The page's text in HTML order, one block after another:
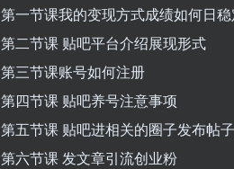
第一节课我的变现方式成绩如何日
第二节课 贴吧平台介绍展现形式
第三节课账号如何注册
第四节课 贴吧养号注意事项
第五节课 贴吧进相关的圈子发布帖
第六节课 发文章引流创业粉